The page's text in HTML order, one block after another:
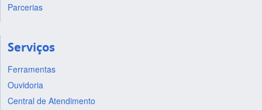
Parcerias
Serviços
Ferramentas
Ouvidoria
Central de Atendimento